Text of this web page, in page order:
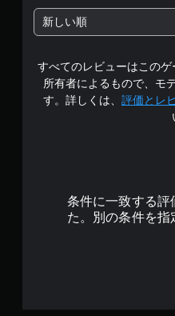
新しい順
すべてのレビューはこの
所有者によるもので、モ
す。詳しくは、 評価とレ
条件に一致する評
た。別の条件を指